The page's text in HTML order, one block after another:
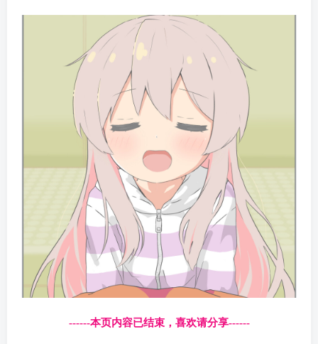
------本页内容已结束，喜欢请分享------